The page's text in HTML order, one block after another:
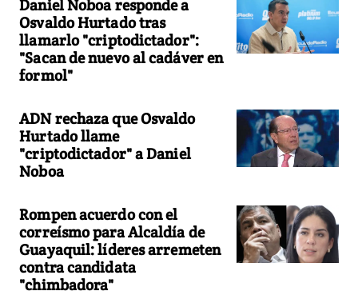
Daniel Noboa responde a
Osvaldo Hurtado tras
llamarlo "criptodictador":
"Sacan de nuevo al cadáver en
formol"
ADN rechaza que Osvaldo
Hurtado llame
"criptodictador" a Daniel
Noboa
Rompen acuerdo con el
correísmo para Alcaldía de
Guayaquil: líderes arremeten
contra candidata
"chimbadora"